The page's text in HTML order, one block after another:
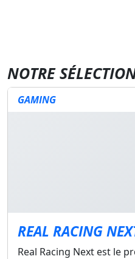
NOTRE
GAMING
REAL RACING
Real Racing Next est le